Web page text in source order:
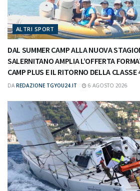
ALTRI SPORT
DAL SUMMER CAMP ALLA NUOVA
SALERNITANO AMPLIA L’OFFERTA
CAMP PLUS E IL RITORNO DELLA CLASSE
DA REDAZIONE TGYOU24.IT 6 AGOSTO 2026